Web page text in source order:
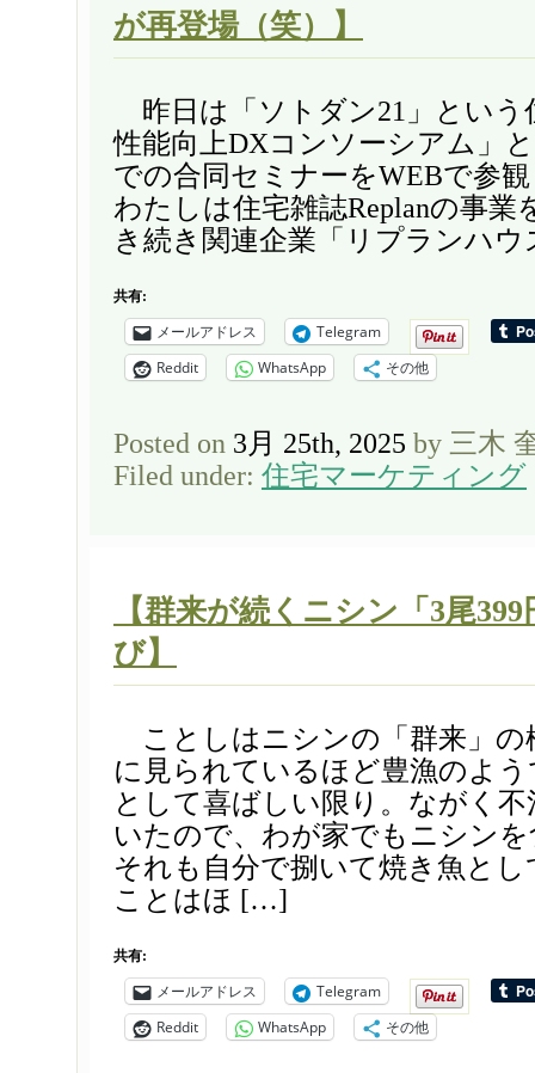
が再登場（笑）】
昨日は「ソトダン21」という
性能向上DXコンソーシアム」
での合同セミナーをWEBで参
わたしは住宅雑誌Replanの事業
き続き関連企業「リプランハ
共有:
メールアドレス
Telegram
Reddit
WhatsApp その他
Posted on 3月 25th, 2025 by 三木
Filed under: 住宅マーケティング
【群来が続くニシン「3尾
び】
ことしはニシンの「群来」の
に見られているほど豊漁のよ
として喜ばしい限り。ながく
いたので、わが家でもニシン
それも自分で捌いて焼き魚と
ことはほ […]
共有:
メールアドレス
Telegram
Reddit
WhatsApp その他